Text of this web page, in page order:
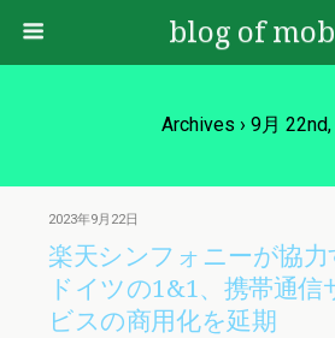
blog of
Archives › 9月
2023年9月22日
楽天シンフォニーが協力
ドイツの1&1、携帯通信
ビスの商用化を延期